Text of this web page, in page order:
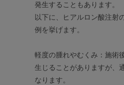
発生することもあります。
以下に、ヒアルロン酸注射
例を挙げます。
軽度の腫れやむくみ：施術
生じることがありますが、
なります。